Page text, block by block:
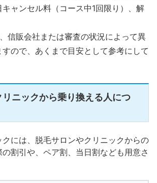
ャンセル料（コース中1回限り）、解
信販会社または審査の状況によって異
ので、あくまで目安として参考にして
ニックから乗り換える人につ
には、脱毛サロンやクリニックからの
割引や、ペア割、当日割なども用意さ